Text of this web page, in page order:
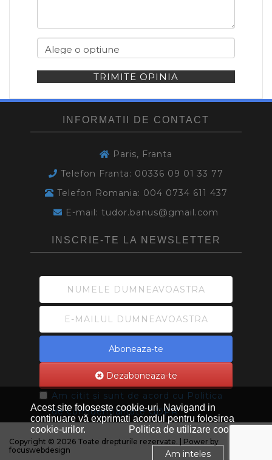
TRIMITE OPINIA
INFORMATII DE CONTACT
Paris, Franta
Telefon Franta: 00336 09 01 33 77
Telefon Romania: 004 0734 611 437
E-mail: tudor.banus@gmail.com
INSCRIE-TE LA NEWSLETTER
Aboneaza-te
Dezaboneaza-te
Am citit și sunt de acord cu Politica
de confidentialitate GDPR
Copyright © 2026 Toate drepturile rezervate. | Power by
focuswebdesign
Acest site foloseste cookie-uri. Navigand in
continuare vă exprimati acordul pentru folosirea
cookie-urilor.
Politica de utilizare cookie
Am inteles